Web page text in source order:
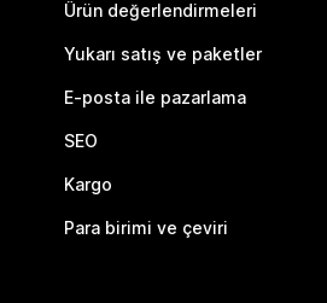
Ürün değerlendirmeleri
Yukarı satış ve paketler
E-posta ile pazarlama
SEO
Kargo
Para birimi ve çeviri